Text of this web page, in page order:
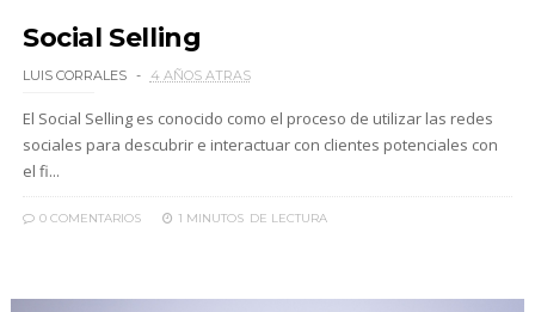
Social Selling
LUIS CORRALES 4 AÑOS ATRAS
El Social Selling es conocido como el proceso de utilizar las redes
sociales para descubrir e interactuar con clientes potenciales con
el fi...
0 COMENTARIOS 1 MINUTOS DE LECTURA